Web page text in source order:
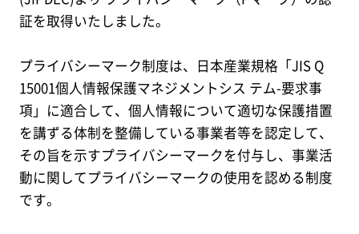
証を取得いたしました。
プライバシーマーク制度は、日本産業規格「JIS Q
15001個人情報保護マネジメントシス テム-要求事
項」に適合して、個人情報について適切な保護措置
を講ずる体制を整備している事業者等を認定して、
その旨を示すプライバシーマークを付与し、事業活
動に関してプライバシーマークの使用を認める制度
です。